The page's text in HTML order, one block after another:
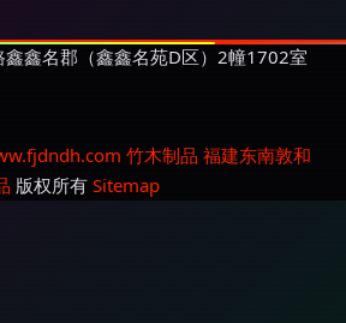
鑫名郡（鑫鑫名苑D区）2幢1702室
竹木制品 福建东南敦和
版权所有 Sitemap